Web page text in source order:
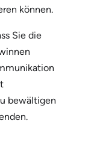
können.
Sie die
bewältigen